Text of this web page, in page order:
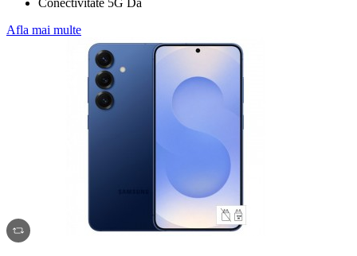
Conectivitate 5G Da
Afla mai multe